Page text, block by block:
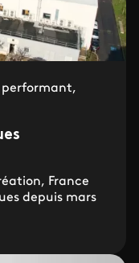
France
depuis mars